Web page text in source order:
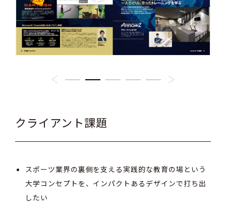
クライアント課題
スポーツ業界の裏側を支える実践的な教育の場という
大学コンセプトを、インパクトあるデザインで打ち出
したい